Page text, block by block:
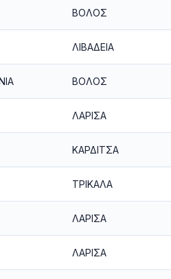
ΒΟΛΟΣ
ΛΙΒΑΔΕΙΑ
ΒΟΛΟΣ
ΛΑΡΙΣΑ
ΚΑΡΔΙΤΣΑ
ΤΡΙΚΑΛΑ
ΛΑΡΙΣΑ
ΛΑΡΙΣΑ